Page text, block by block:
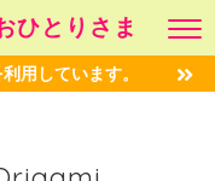
ひとりさま
用しています。